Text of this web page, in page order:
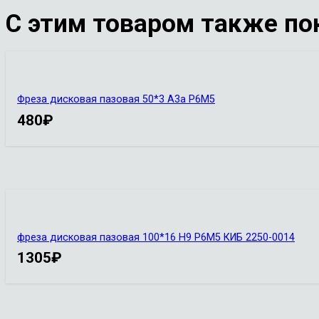
С этим товаром также
Фреза дисковая пазовая 50*3 А3а Р6М5
480₽
фреза дисковая пазовая 100*16 Н9 Р6М5 КИБ 2250-0014
1305₽